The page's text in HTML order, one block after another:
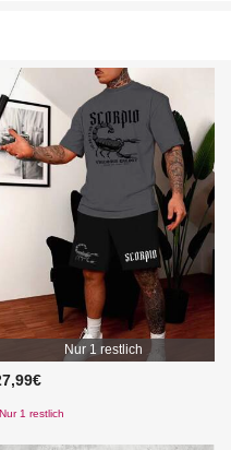
Nur 1 restlich
Nur 1 restlich